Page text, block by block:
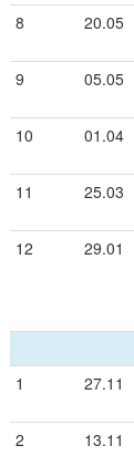
8 20.05
9 05.05
10 01.04
11 25.03
12 29.01
1
27.11
2 13.11